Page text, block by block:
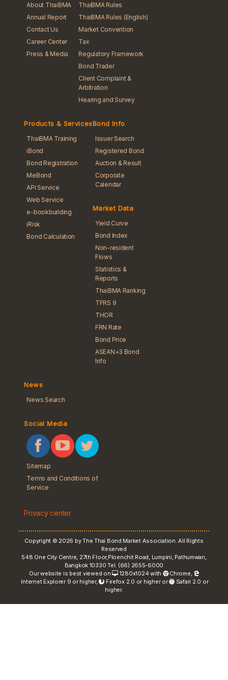
About ThaiBMA
Annual Report
Contact Us
Career Center
Press & Media
ThaiBMA Rules
ThaiBMA Rules (English)
Market Convention
Tax
Regulatory Framework
Bond Trader
Client Complaint &
Arbitration
Hearing and Survey
Products & Services
ThaiBMA Training
iBond
Bond Registration
MeBond
API Service
Web Service
e-bookbuilding
iRisk
Bond Calculation
Bond Info
Issuer Search
Registered Bond
Auction & Result
Corporate
Calendar
Market Data
Yield Curve
Bond Index
Non-resident
Flows
Statistics &
Reports
ThaiBMA Ranking
TFRS 9
THOR
FRN Rate
Bond Price
ASEAN+3 Bond
Info
News
News Search
Social Media
Sitemap
Terms and Conditions of
Service
Privacy center
Copyright © 2026 by The Thai Bond Market Association. All Rights
Reserved
548 One City Centre, 27th Floor,Ploenchit Road, Lumpini, Pathumwan,
Bangkok 10330 Tel. (66) 2655-6000
Our website is best viewed on
1280x1024 with Chrome,
Internet Explorer 9 or higher,
Firefox 2.0 or higher or
Safari 2.0 or
higher.